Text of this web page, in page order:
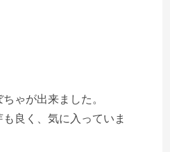
ゃが出来ました。
良く、気に入っていま